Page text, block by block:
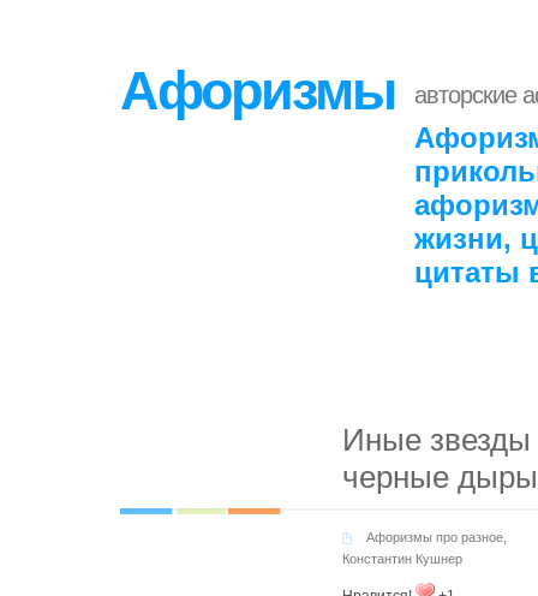
Афоризмы авторские
жизни,
цитаты
Иные звезды
черные
Афоризмы про разное
Константин Кушнер